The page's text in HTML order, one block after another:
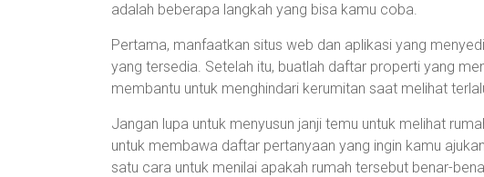
adalah beberapa langkah yang bisa kamu coba.
Pertama, manfaatkan situs web dan aplikasi yang
yang tersedia. Setelah itu, buatlah daftar properti yang
membantu untuk menghindari kerumitan saat melihat
Jangan lupa untuk menyusun janji temu untuk melihat
untuk membawa daftar pertanyaan yang ingin kamu
satu cara untuk menilai apakah rumah tersebut benar-